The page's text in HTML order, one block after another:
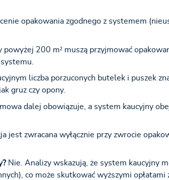
opakowania zgodnego z systemem
powyżej 200 m² muszą przyjmować
liczba porzuconych butelek i puszek
gruz czy opony.
dalej obowiązuje, a system kaucyjny
jest zwracana wyłącznie przy zwrocie
Nie. Analizy wskazują, że system kaucyjny
co może skutkować wyższymi opłatami